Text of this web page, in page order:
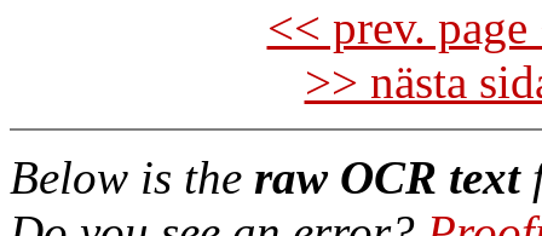
<< prev.
>> nästa
Below is the raw OCR text